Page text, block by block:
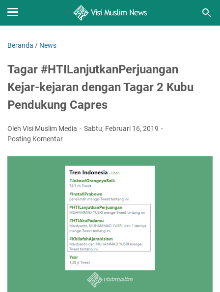
Beranda / News
Tagar #HTILanjutkanPerjuangan
Kejar-kejaran dengan Tagar 2 Kubu
Pendukung Capres
Oleh Visi Muslim Media
Sabtu, Februari 16, 2019
Posting Komentar